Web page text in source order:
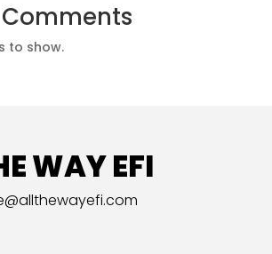
to show.
WAY EFI